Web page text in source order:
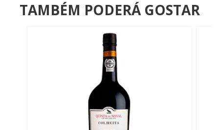
TAMBÉM PODERÁ GOSTAR